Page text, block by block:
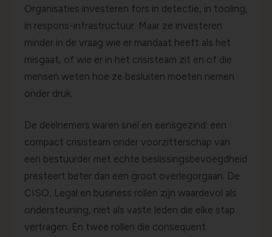
Organisaties investeren fors in detectie, in tooling,
in respons-infrastructuur. Maar ze investeren
minder in de vraag wie er mandaat heeft als het
misgaat, of wie er in het crisisteam zit en of die
mensen weten hoe ze besluiten moeten nemen
onder druk.
De deelnemers waren snel en eensgezind: een
compact crisisteam onder voorzitterschap van
een bestuurder met echte beslissingsbevoegdheid
presteert beter dan een groot overlegorgaan. De
CISO, Legal en business rollen zijn waardevol als
ondersteuning, niet als vaste leden die elke stap
vertragen. En twee rollen die consequent